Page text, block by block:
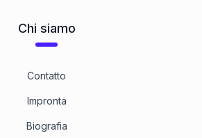
Chi siamo
Contatto
Impronta
Biografia